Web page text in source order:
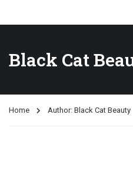
Black Cat
Home Author: Black Cat Beauty